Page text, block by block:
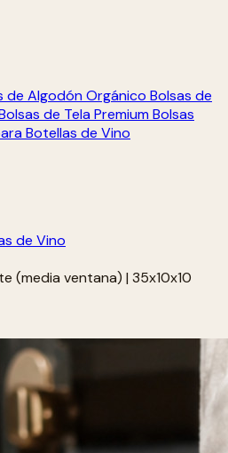
de Algodón Orgánico Bolsas de
de Tela Premium Bolsas
Botellas de Vino
de Vino
(media ventana) | 35x10x10